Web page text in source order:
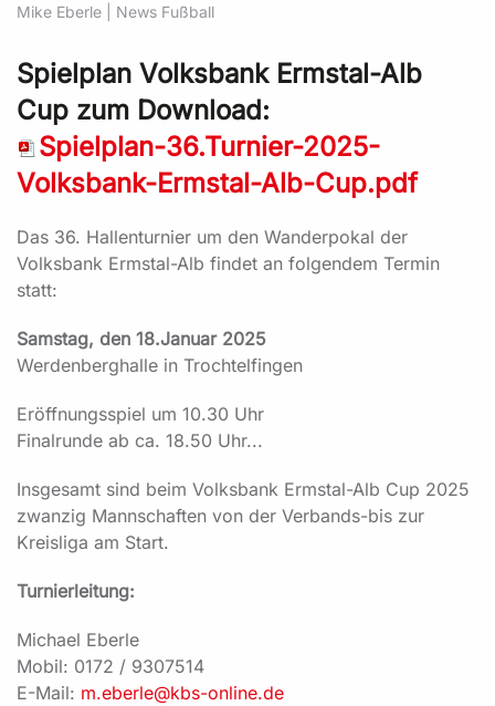
Mike Eberle | News Fußball
Spielplan Volksbank Ermstal-Alb
Cup zum Download:
Spielplan-36.Turnier-2025-
Volksbank-Ermstal-Alb-Cup.pdf
Das 36. Hallenturnier um den Wanderpokal der
Volksbank Ermstal-Alb findet an folgendem Termin
statt:
Samstag, den 18.Januar 2025
Werdenberghalle in Trochtelfingen
Eröffnungsspiel um 10.30 Uhr
Finalrunde ab ca. 18.50 Uhr...
Insgesamt sind beim Volksbank Ermstal-Alb Cup 2025
zwanzig Mannschaften von der Verbands-bis zur
Kreisliga am Start.
Turnierleitung:
Michael Eberle
Mobil: 0172 / 9307514
E-Mail: m.eberle@kbs-online.de